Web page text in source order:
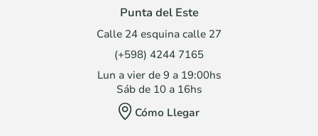
Punta del Este
Calle 24 esquina calle 27
(+598) 4244 7165
Lun a vier de 9 a 19:00hs
Sáb de 10 a 16hs
Cómo Llegar